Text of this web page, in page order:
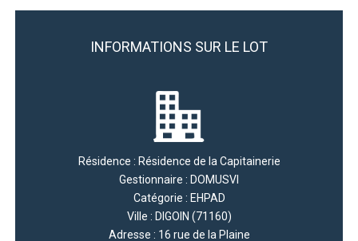
INFORMATIONS SUR LE LOT
Résidence : Résidence de la Capitainerie
Gestionnaire : DOMUSVI
Catégorie : EHPAD
Ville : DIGOIN (71160)
Adresse : 16 rue de la Plaine